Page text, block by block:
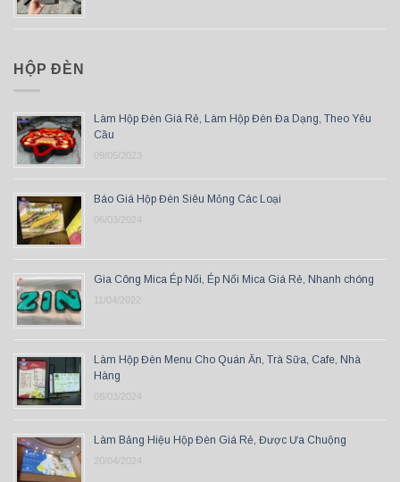
HỘP ĐÈN
Làm Hộp Đèn Giá Rẻ, Làm Hộp Đèn Đa Dạng, Theo Yêu
Cầu
09/05/2023
Báo Giá Hộp Đèn Siêu Mỏng Các Loại
06/03/2024
Gia Công Mica Ép Nổi, Ép Nổi Mica Giá Rẻ, Nhanh chóng
11/04/2022
Làm Hộp Đèn Menu Cho Quán Ăn, Trà Sữa, Cafe, Nhà
Hàng
08/03/2024
Làm Bảng Hiệu Hộp Đèn Giá Rẻ, Được Ưa Chuộng
20/04/2024